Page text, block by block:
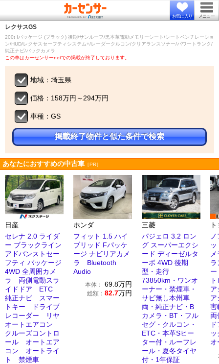
お気に入り メニュー
レクサスGS
200t Iパッケージ (ブラック) 後期/サンルーフ/黒本革電動メモリーシート/シートベンチレーショ
ン/HUD/レクサスセーフティシステム+/レーダークルコン/クリアランスソナー/パワートランク/
純正ナビ/バックカメラ
この車はカーセンサーnetでの掲載が終了しております。
地域：埼玉県
価格：158万円～294万円
車種：GS
掲載終了物件と似た条件で検索
あなたにおすすめの中古車 ［PR］
日産
セレナ 2.0 ライダ
ー ブラックライン
アドバンストセー
フティ パッケージ
4WD 全周囲カメ
ラ 両側電動スラ
イドドア ETC
純正ナビ スマー
トキー ドライブ
レコーダー リヤ
オートエアコン
クルーズコントロ
ール オートエア
コン オートライ
ト 禁煙車
ホンダ
フィット 1.5 ハイ
ブリッド Fパッケ
ージ ナビリアカメ
ラ Bluetooth
Audio
本体： 69.8万円
総額： 82.7万円
三菱
パジェロ 3.2 ロン
グ スーパーエクシ
ード ディーゼルタ
ーボ 4WD 後期
型・走行
73850km・ワンオ
ーナー・禁煙車・
サビ無し本州車
両・純正ナビ・B
カメラ・BT・フル
セグ・クルコン・
ETC・本革Sヒー
ター付・ルーフレ
ール・夏冬タイヤ
付・1年保証
ー
両
オ